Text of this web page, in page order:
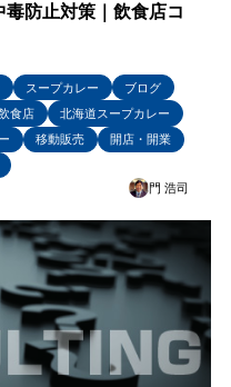
防止対策｜飲食店コ
スープカレー
ブログ
食店
北海道スープカレー
移動販売
開店・開業
門 浩司